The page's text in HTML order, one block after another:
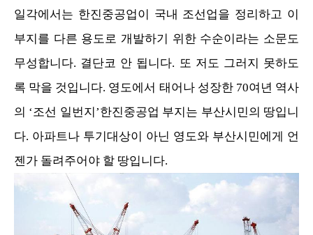
일각에서는 한진중공업이 국내 조선업을 정리하고 이
부지를 다른 용도로 개발하기 위한 수순이라는 소문도
무성합니다. 결단코 안 됩니다. 또 저도 그러지 못하도
록 막을 것입니다. 영도에서 태어나 성장한 70여년 역사
의 ‘조선 일번지’한진중공업 부지는 부산시민의 땅입니
다. 아파트나 투기대상이 아닌 영도와 부산시민에게 언
젠가 돌려주어야 할 땅입니다.